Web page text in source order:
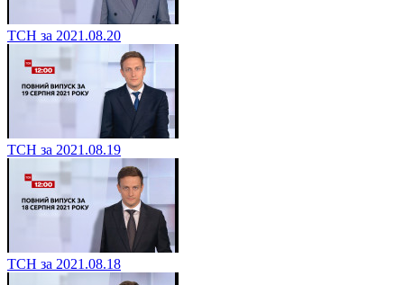
ТСН за 2021.08.20
ТСН за 2021.08.19
ТСН за 2021.08.18